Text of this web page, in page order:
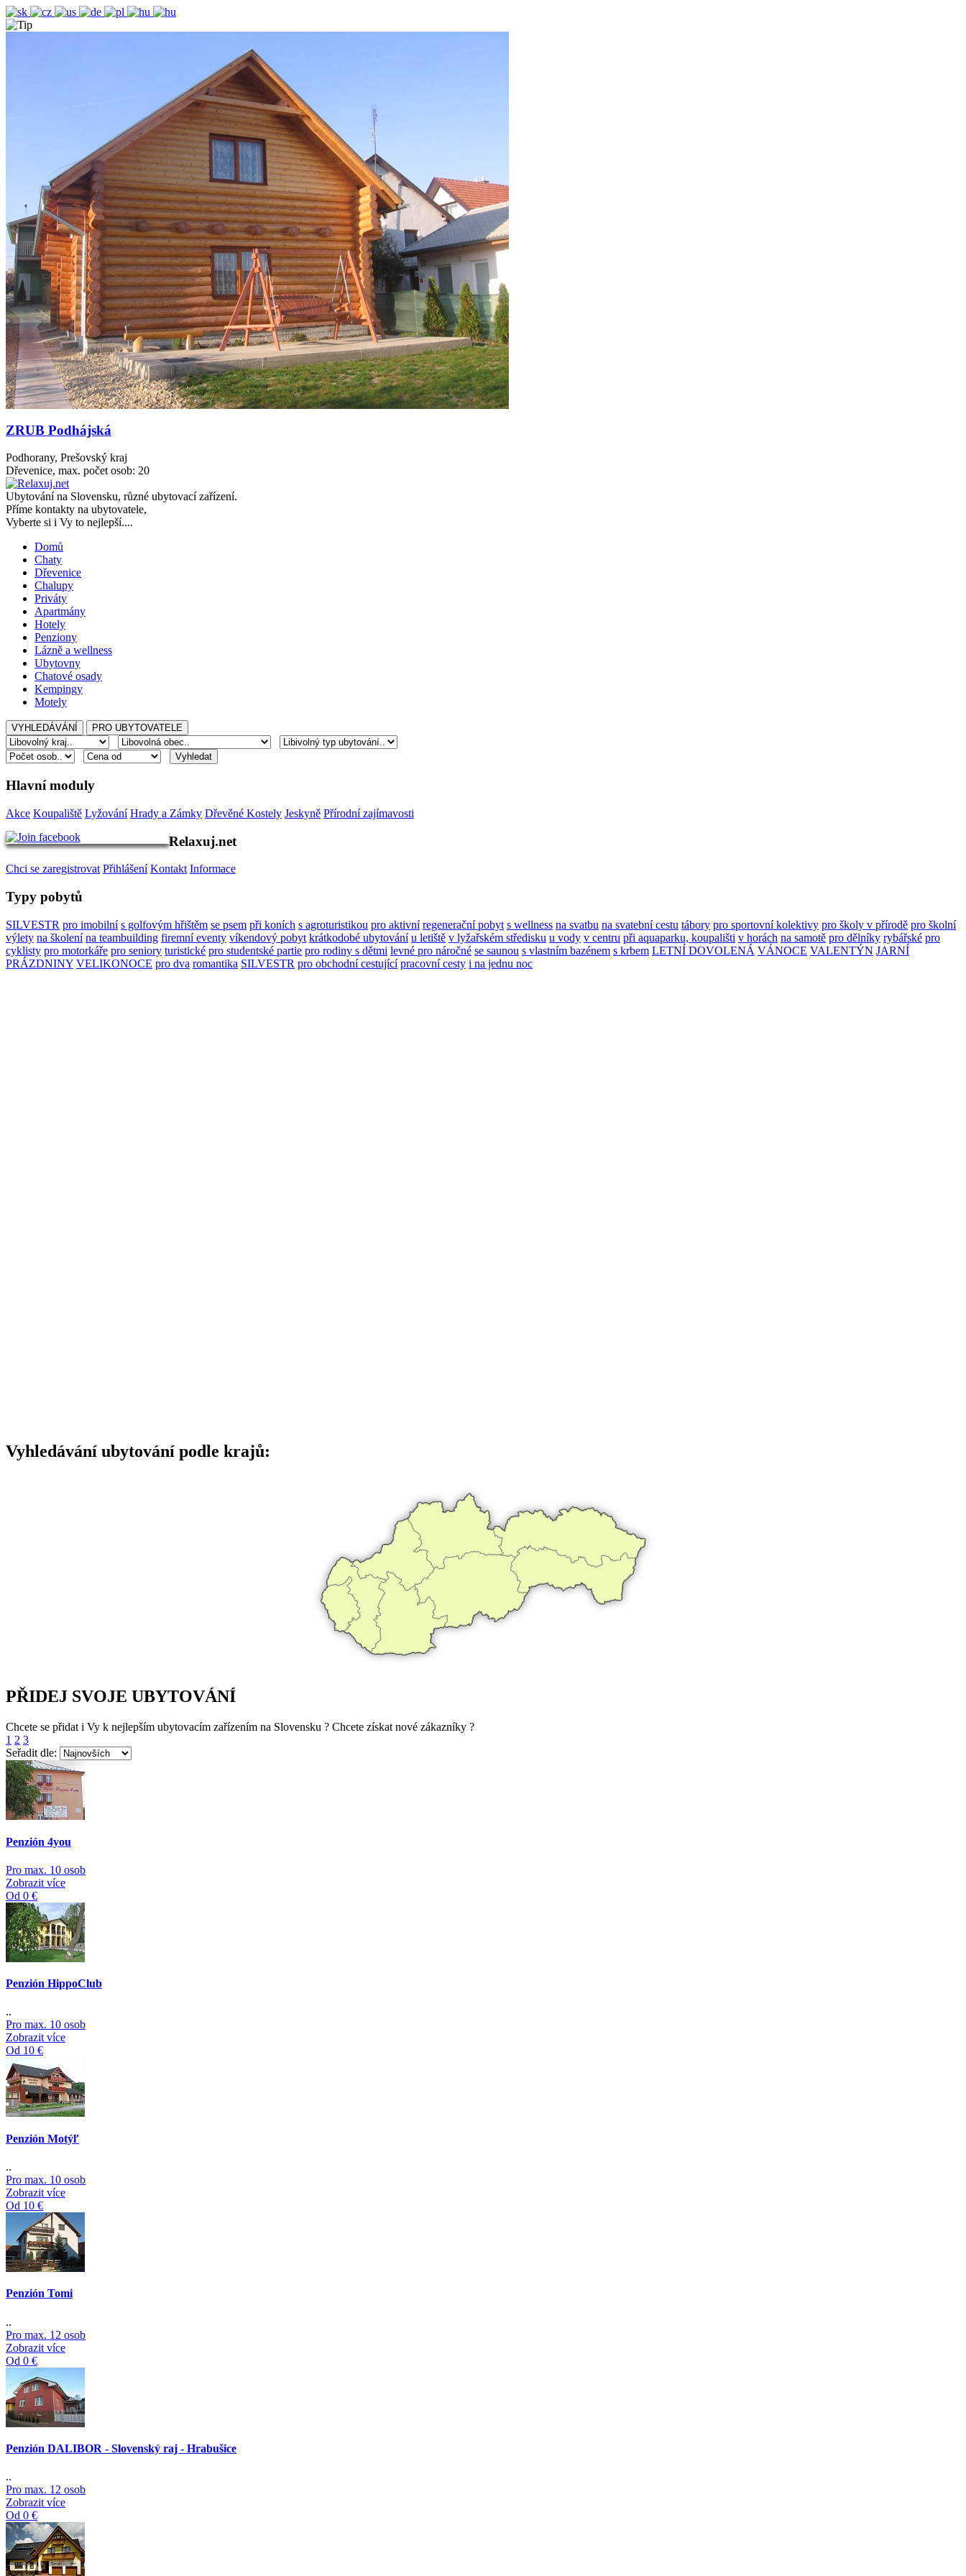
ZRUB Podhájská
Podhorany, Prešovský kraj
Dřevenice, max. počet osob: 20
Ubytování na Slovensku, různé ubytovací zařízení.
Příme kontakty na ubytovatele,
Vyberte si i Vy to nejlepší....
Domů
Chaty
Dřevenice
Chalupy
Priváty
Apartmány
Hotely
Penziony
Lázně a wellness
Ubytovny
Chatové osady
Kempingy
Motely
Hlavní moduly
Akce Koupaliště Lyžování Hrady a Zámky Dřevěné Kostely Jeskyně Přírodní zajímavosti
Relaxuj.net
Chci se zaregistrovat Přihlášení Kontakt Informace
Typy pobytů
SILVESTR pro imobilní s golfovým hřištěm se psem při koních s agroturistikou pro aktivní regenerační pobyt s wellness na svatbu na svatební cestu tábory pro sportovní kolektivy pro školy v přírodě pro školní
výlety na školení na teambuilding firemní eventy víkendový pobyt krátkodobé ubytování u letiště v lyžařském středisku u vody v centru při aquaparku, koupališti v horách na samotě pro dělníky rybářské pro
cyklisty pro motorkáře pro seniory turistické pro studentské partie pro rodiny s dětmi levné pro náročné se saunou s vlastním bazénem s krbem LETNÍ DOVOLENÁ VÁNOCE VALENTÝN JARNÍ
PRÁZDNINY VELIKONOCE pro dva romantika SILVESTR pro obchodní cestující pracovní cesty i na jednu noc
Vyhledávání ubytování podle krajů:
PŘIDEJ SVOJE UBYTOVÁNÍ
Chcete se přidat i Vy k nejlepším ubytovacím zařízením na Slovensku ? Chcete získat nové zákazníky ?
1 2 3
Seřadit dle:
Penzión 4you
Pro max. 10 osob
Zobrazit více
Od 0 €
Penzión HippoClub
..
Pro max. 10 osob
Zobrazit více
Od 10 €
Penzión Motýľ
..
Pro max. 10 osob
Zobrazit více
Od 10 €
Penzión Tomi
..
Pro max. 12 osob
Zobrazit více
Od 0 €
Penzión DALIBOR - Slovenský raj - Hrabušice
..
Pro max. 12 osob
Zobrazit více
Od 0 €